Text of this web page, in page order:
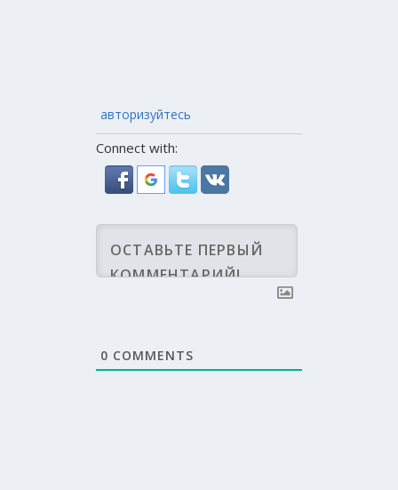
авторизуйтесь
Connect with:
0 COMMENTS